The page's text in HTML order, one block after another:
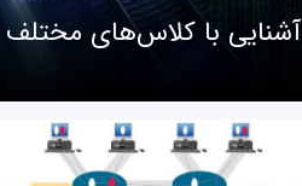
آشنایی با کلاس‌های